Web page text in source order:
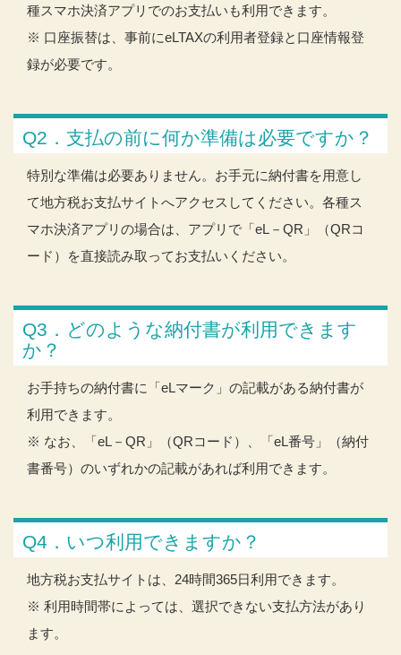
種スマホ決済アプリでのお支払いも利用できます。
※ 口座振替は、事前にeLTAXの利用者登録と口座情報登
録が必要です。
Q2．支払の前に何か準備は必要ですか？
特別な準備は必要ありません。お手元に納付書を用意し
て地方税お支払サイトへアクセスしてください。各種ス
マホ決済アプリの場合は、アプリで「eL－QR」（QRコ
ード）を直接読み取ってお支払いください。
Q3．どのような納付書が利用できます
か？
お手持ちの納付書に「eLマーク」の記載がある納付書が
利用できます。
※ なお、「eL－QR」（QRコード）、「eL番号」（納付
書番号）のいずれかの記載があれば利用できます。
Q4．いつ利用できますか？
地方税お支払サイトは、24時間365日利用できます。
※ 利用時間帯によっては、選択できない支払方法があり
ます。